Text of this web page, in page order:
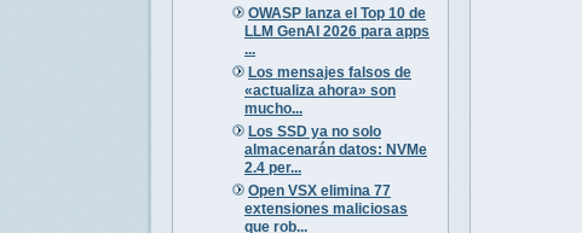
OWASP lanza el Top 10 de
LLM GenAI 2026 para apps
...
Los mensajes falsos de
«actualiza ahora» son
mucho...
Los SSD ya no solo
almacenarán datos: NVMe
2.4 per...
Open VSX elimina 77
extensiones maliciosas
que rob...